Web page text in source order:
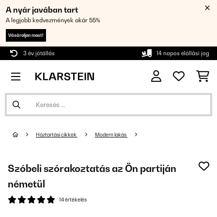
A nyár javában tart
A legjobb kedvezmények akár 55%
Vásároljon most!
3 év jótállás 14 napos elállási jog
Háztartási cikkek Modern lakás
Szóbeli szórakoztatás az Ön partiján
németül
14 értékelés